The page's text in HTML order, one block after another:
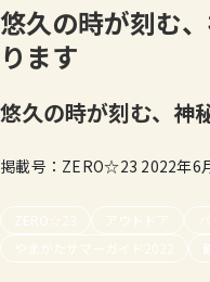
悠久の時が刻む
ります
悠久の時が刻む、神
掲載号：ZERO☆23 2022年6
ZERO☆23 アウトドア
やまがたサマーガイド2022